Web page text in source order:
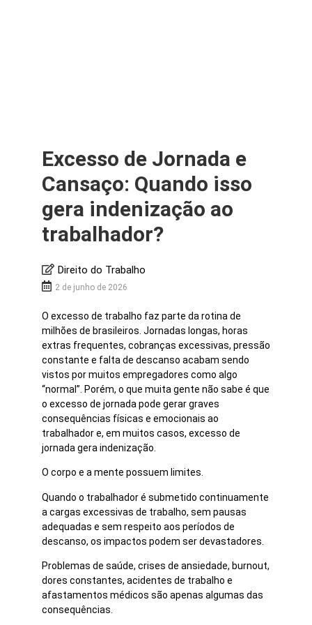
Excesso de Jornada e
Cansaço: Quando isso
gera indenização ao
trabalhador?
Direito do Trabalho
2 de junho de 2026
O excesso de trabalho faz parte da rotina de
milhões de brasileiros. Jornadas longas, horas
extras frequentes, cobranças excessivas, pressão
constante e falta de descanso acabam sendo
vistos por muitos empregadores como algo
“normal”. Porém, o que muita gente não sabe é que
o excesso de jornada pode gerar graves
consequências físicas e emocionais ao
trabalhador e, em muitos casos, excesso de
jornada gera indenização.
O corpo e a mente possuem limites.
Quando o trabalhador é submetido continuamente
a cargas excessivas de trabalho, sem pausas
adequadas e sem respeito aos períodos de
descanso, os impactos podem ser devastadores.
Problemas de saúde, crises de ansiedade, burnout,
dores constantes, acidentes de trabalho e
afastamentos médicos são apenas algumas das
consequências.